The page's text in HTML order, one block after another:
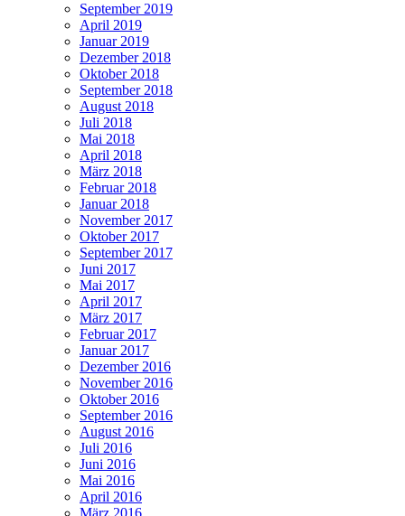
September 2019
April 2019
Januar 2019
Dezember 2018
Oktober 2018
September 2018
August 2018
Juli 2018
Mai 2018
April 2018
März 2018
Februar 2018
Januar 2018
November 2017
Oktober 2017
September 2017
Juni 2017
Mai 2017
April 2017
März 2017
Februar 2017
Januar 2017
Dezember 2016
November 2016
Oktober 2016
September 2016
August 2016
Juli 2016
Juni 2016
Mai 2016
April 2016
März 2016